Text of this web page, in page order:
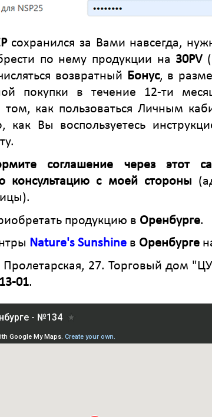
сохранился за Вами навсегда,
по нему продукции на 30PV
возвратный Бонус, в
покупки в течение 12-ти
как пользоваться Личным
как Вы воспользуетесь
соглашение через этот
консультацию с моей стороны
продукцию в Оренбурге.
Nature's Sunshine в Оренбурге
Пролетарская, 27. Торговый дом
01.